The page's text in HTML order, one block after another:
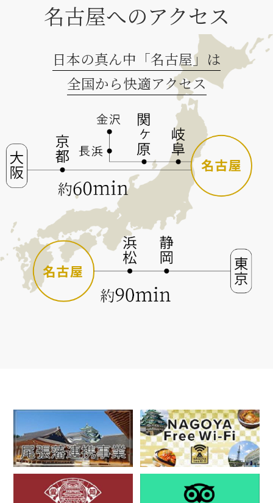
名古屋へのアクセス
日本の真ん中「名古屋」は
全国から快適アクセス